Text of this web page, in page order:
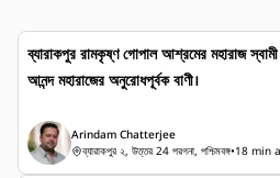
ব্যারাকপুর রামকৃষ্ণ গোপাল আশ্রমের মহারাজ
আনন্দ মহারাজের অনুরোধপূর্বক বাণী।
Arindam Chatterjee
ব্যারাকপুর ২, উত্তর 24 পরগনা, পশ্চিমবঙ্গ•18 min